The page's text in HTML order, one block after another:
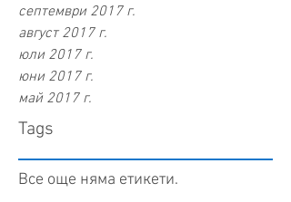
септември 2017 г.
август 2017 г.
юли 2017 г.
юни 2017 г.
май 2017 г.
Tags
Все още няма етикети.